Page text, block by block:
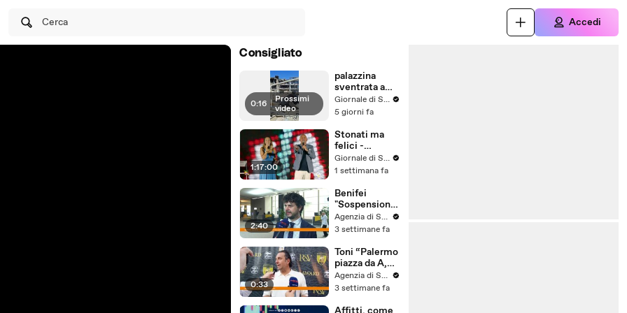
Cerca Accedi
Consigliato
0:16 | Prossimi
video
palazzina
sventrata a
Messina,
nuovo video
Giornale di Sicilia
5 giorni fa
1:17:00
Stonati ma
felici -
Puntata 15Giornale di Sicilia
1 settimana fa
2:40
Benifei
"Sospensione
accordo Ue-
Israele
commerciale,
voto a
maggioranza"
Agenzia di Stampa ITALPRESS
3 settimane fa
0:33
Toni “Palermo
piazza da A,
può essere
l'anno buono”
Agenzia di Stampa ITALPRESS
3 settimane fa